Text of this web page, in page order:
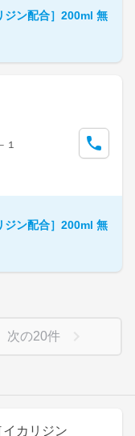
ジン配合］200ml 無
１
ジン配合］200ml 無
次の20件